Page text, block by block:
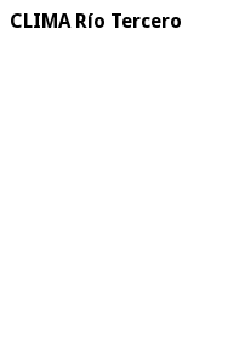
CLIMA Río Tercero